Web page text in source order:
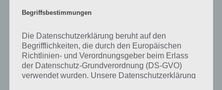
Mehr Artikel hier auf Touchportal
Begriffsbestimmungen
Die Datenschutzerklärung beruht auf den
Begrifflichkeiten, die durch den Europäischen
Richtlinien- und Verordnungsgeber beim Erlass
der Datenschutz-Grundverordnung (DS-GVO)
verwendet wurden. Unsere Datenschutzerklärung